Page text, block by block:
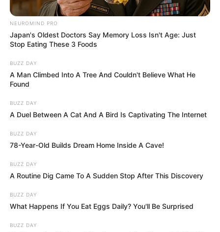
NEUROMIND PRO
Japan's Oldest Doctors Say Memory Loss Isn't Age: Just
Stop Eating These 3 Foods
BUZZ DAY
A Man Climbed Into A Tree And Couldn't Believe What He
Found
BUZZ DAY
A Duel Between A Cat And A Bird Is Captivating The Internet
BUZZ DAY
78-Year-Old Builds Dream Home Inside A Cave!
BUZZ DAY
A Routine Dig Came To A Sudden Stop After This Discovery
BUZZ DAY
What Happens If You Eat Eggs Daily? You'll Be Surprised
BUZZ DAY